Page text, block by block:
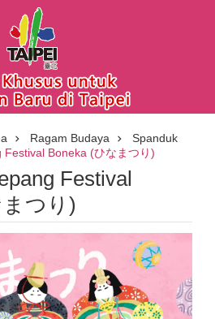
Ragam Budaya
Spanduk
Boneka (ひなまつり)
Festival
つり)